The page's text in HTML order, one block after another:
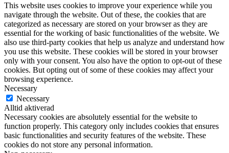
This website uses cookies to improve your experience while you
navigate through the website. Out of these, the cookies that are
categorized as necessary are stored on your browser as they are
essential for the working of basic functionalities of the website. We
also use third-party cookies that help us analyze and understand how
you use this website. These cookies will be stored in your browser
only with your consent. You also have the option to opt-out of these
cookies. But opting out of some of these cookies may affect your
browsing experience.
Necessary
Necessary
Alltid aktiverad
Necessary cookies are absolutely essential for the website to
function properly. This category only includes cookies that ensures
basic functionalities and security features of the website. These
cookies do not store any personal information.